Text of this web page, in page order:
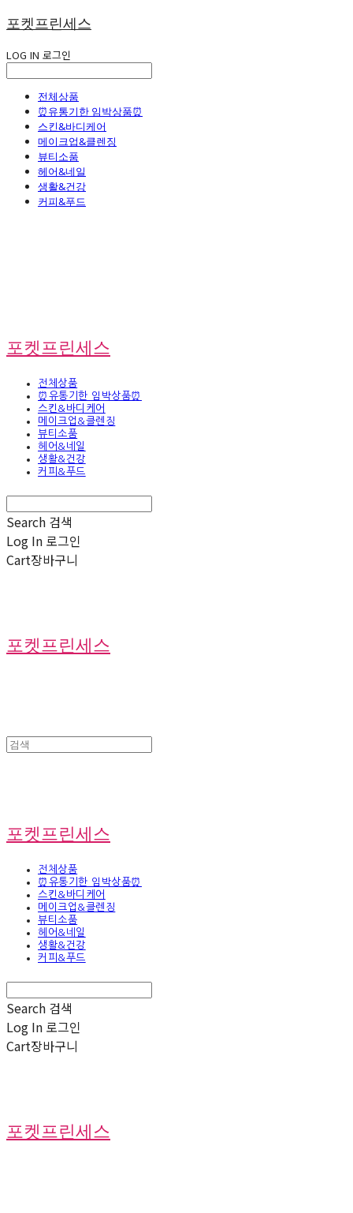
포켓프린세스
LOG IN 로그인
전체상품
⏰유통기한 임박상품⏰
스킨&바디케어
메이크업&클렌징
뷰티소품
헤어&네일
생활&건강
커피&푸드
포켓프린세스
전체상품
⏰유통기한 임박상품⏰
스킨&바디케어
메이크업&클렌징
뷰티소품
헤어&네일
생활&건강
커피&푸드
Search 검색
Log In 로그인
Cart장바구니
포켓프린세스
포켓프린세스
전체상품
⏰유통기한 임박상품⏰
스킨&바디케어
메이크업&클렌징
뷰티소품
헤어&네일
생활&건강
커피&푸드
Search 검색
Log In 로그인
Cart장바구니
포켓프린세스